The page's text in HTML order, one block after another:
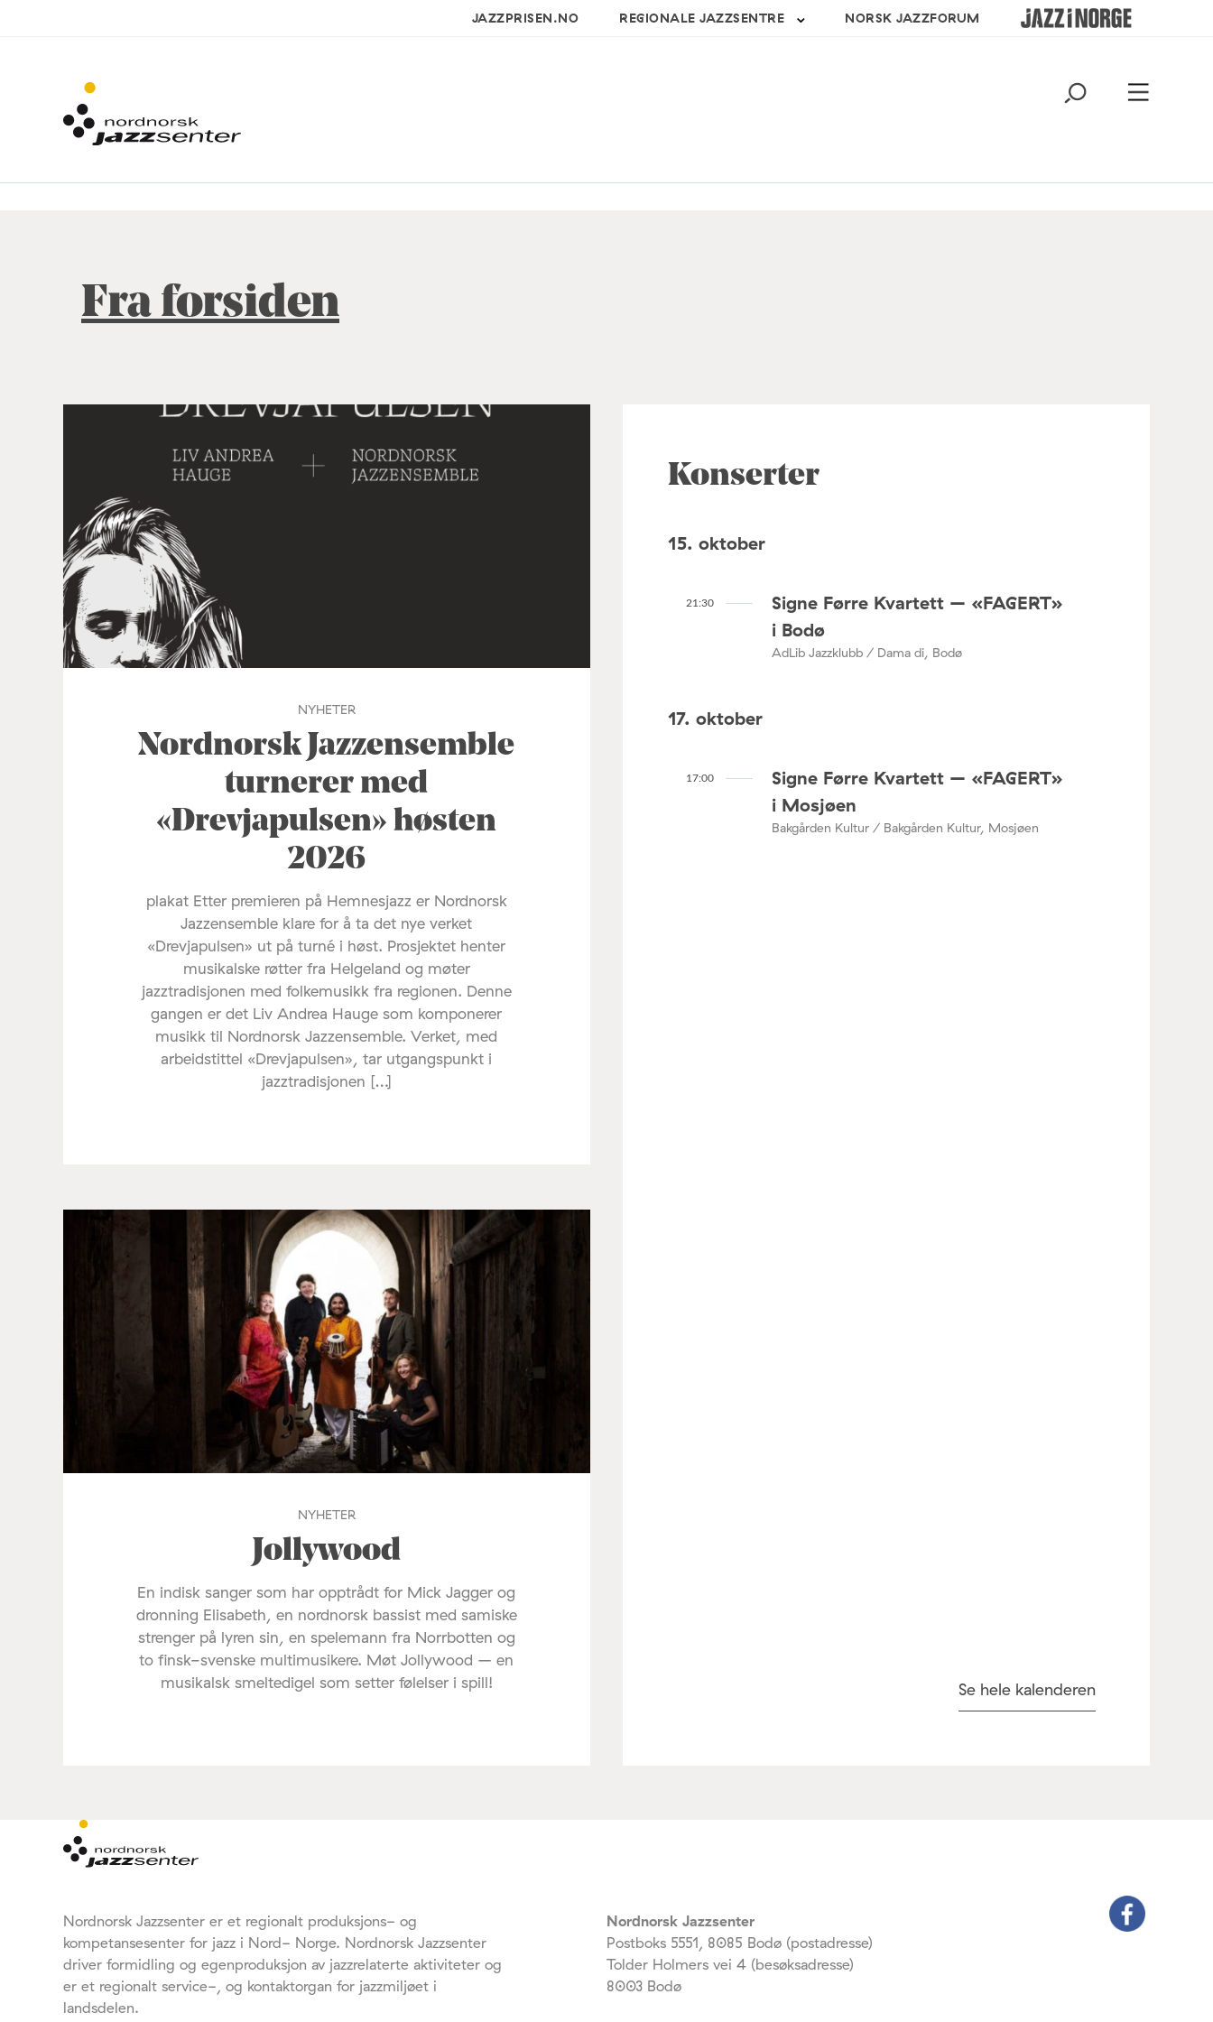
JAZZPRISEN.NO REGIONALE JAZZSENTRE NORSK JAZZFORUM
Fra forsiden
NYHETER
Nordnorsk Jazzensemble
turnerer med
«Drevjapulsen» høsten
2026
plakat Etter premieren på Hemnesjazz er Nordnorsk
Jazzensemble klare for å ta det nye verket
«Drevjapulsen» ut på turné i høst. Prosjektet henter
musikalske røtter fra Helgeland og møter
jazztradisjonen med folkemusikk fra regionen. Denne
gangen er det Liv Andrea Hauge som komponerer
musikk til Nordnorsk Jazzensemble. Verket, med
arbeidstittel «Drevjapulsen», tar utgangspunkt i
jazztradisjonen […]
NYHETER
Jollywood
En indisk sanger som har opptrådt for Mick Jagger og
dronning Elisabeth, en nordnorsk bassist med samiske
strenger på lyren sin, en spelemann fra Norrbotten og
to finsk-svenske multimusikere. Møt Jollywood – en
musikalsk smeltedigel som setter følelser i spill!
Konserter
15. oktober
21:30
Signe Førre Kvartett – «FAGERT»
i Bodø
AdLib Jazzklubb / Dama di, Bodø
17. oktober
17:00
Signe Førre Kvartett – «FAGERT»
i Mosjøen
Bakgården Kultur / Bakgården Kultur, Mosjøen
Se hele kalenderen
Nordnorsk Jazzsenter er et regionalt produksjons- og
kompetansesenter for jazz i Nord- Norge. Nordnorsk Jazzsenter
driver formidling og egenproduksjon av jazzrelaterte aktiviteter og
er et regionalt service-, og kontaktorgan for jazzmiljøet i
landsdelen.
Nordnorsk Jazzsenter
Postboks 5551, 8085 Bodø (postadresse)
Tolder Holmers vei 4 (besøksadresse)
8003 Bodø